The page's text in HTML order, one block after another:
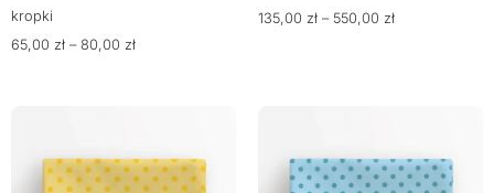
kropki
65,00 zł – 80,00 zł
135,00 zł – 550,00 zł